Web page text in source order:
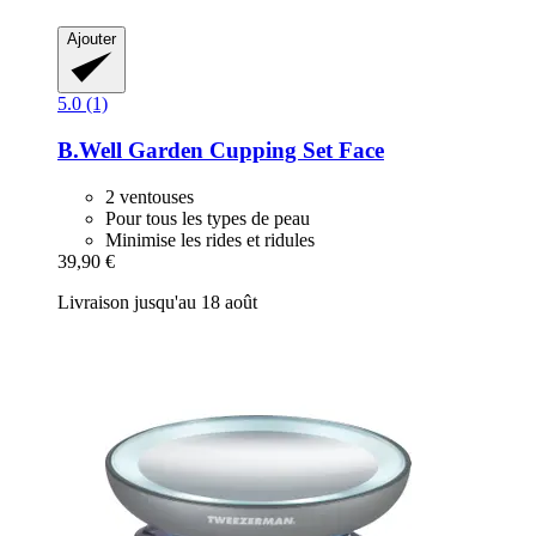
Ajouter
5.0 (1)
B.Well Garden Cupping Set Face
2 ventouses
Pour tous les types de peau
Minimise les rides et ridules
39,90 €
Livraison jusqu'au 18 août